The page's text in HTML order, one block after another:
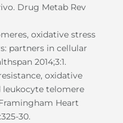
Drug Metab Rev
oxidative stress
partners in cellular
2014;3:1.
oxidative
leukocyte telomere
Heart
30.